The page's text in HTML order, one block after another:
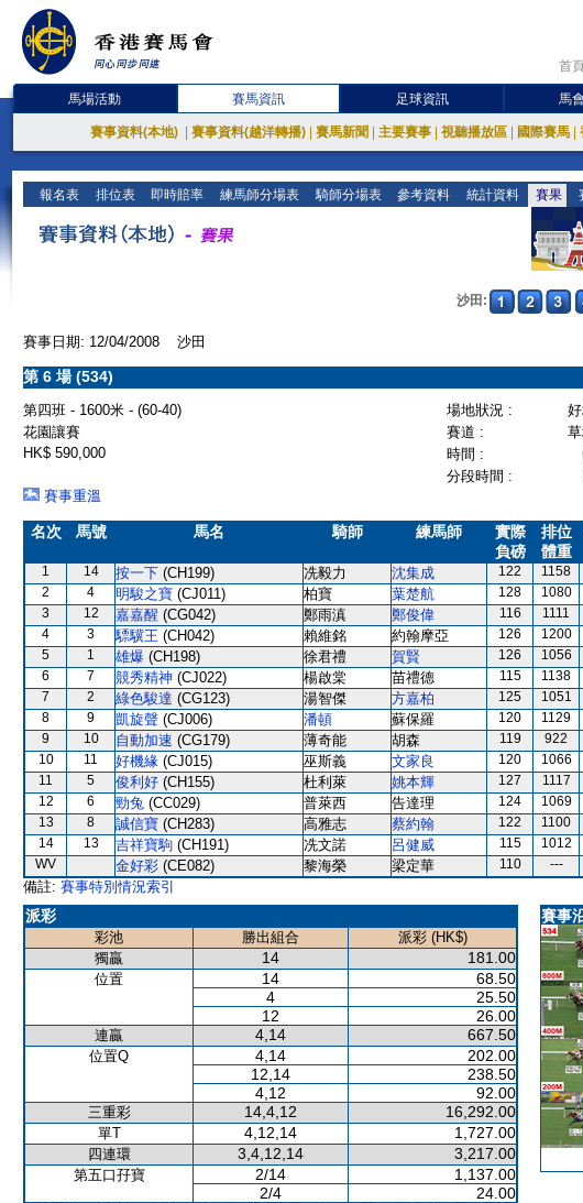
首
馬場活動 賽馬資訊 足球資訊 馬
賽事資料(本地) 賽事資料(越洋轉播) 賽馬新聞 主要賽事 視聽播放區 國際賽馬
報名表 排位表 即時賠率 練馬師分場表 騎師分場表 參考資料 統計資料 賽果
沙田:
賽事日期: 12/04/2008 沙田
第 6 場 (534)
第四班 - 1600米 - (60-40) 場地狀況 :
花園讓賽
賽道 :
HK$ 590,000
時間 :
分段時間 :
賽事重溫
名次 馬號 馬名 騎師 練馬師
實際
負磅
排位
體重
1 14 按一下 (CH199) 冼毅力 沈集成 122 1158
2
4 明駿之寶 (CJ011) 柏寶 葉楚航 128 1080
3
12 嘉嘉醒 (CG042) 鄭雨滇 鄭俊偉 116 1111
4
3 驃驥王 (CH042) 賴維銘 約翰摩亞 126 1200
5
1 雄爆 (CH198) 徐君禮 賀賢 126 1056
6
7 競秀精神 (CJ022) 楊啟棠 苗禮德 115 1138
7
2 綠色駿達 (CG123) 湯智傑 方嘉柏 125 1051
8
9 凱旋聲 (CJ006) 潘頓 蘇保羅 120 1129
9
10 自動加速 (CG179) 薄奇能 胡森 119 922
10
11 好機緣 (CJ015) 巫斯義 文家良 120 1066
11
5 俊利好 (CH155) 杜利萊 姚本輝 127 1117
12
6 勁兔 (CC029) 普萊西 告達理 124 1069
13
8 誠信寶 (CH283) 高雅志 蔡約翰 122 1100
14
13 吉祥寶駒 (CH191) 冼文諾 呂健威 115 1012
WV
金好彩 (CE082) 黎海榮 梁定華 110 ---
備註: 賽事特別情況索引
派彩
彩池 勝出組合
派彩 (HK$)
獨贏
14 181.00
位置 14
68.50
4
25.50
12
26.00
連贏 4,14 667.50
位置Q 4,14
202.00
12,14
238.50
4,12
92.00
三重彩 14,4,12 16,292.00
單T 4,12,14 1,727.00
四連環 3,4,12,14 3,217.00
第五口孖寶 2/14
1,137.00
2/4
24.00
賽事